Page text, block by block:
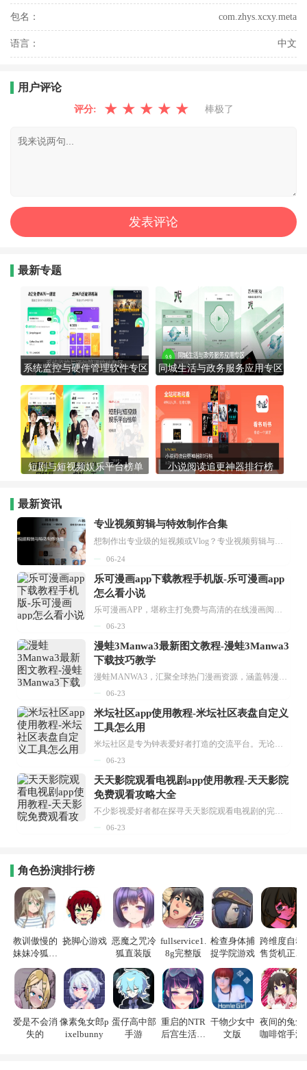
包名： com.zhys.xcxy.meta
语言： 中文
用户评论
评分: ★ ★ ★ ★ ★ 棒极了
最新专题
系统监控与硬件管理软件专区 同城生活与政务服务应用专区
短剧与短视频娱乐平台榜单 小说阅读追更神器排行榜
最新资讯
专业视频剪辑与特效制作合集
想制作出专业级的短视频或Vlog？专业视频剪辑与特效制作大全专题为你提供了从剪辑、抠像到特效包装的全套解决方案。无论是添加炫酷的片头、进行精准的视频抠图，还是制...
06-24
乐可漫画app下载教程手机版-乐可漫画app
怎么看小说
乐可漫画APP，堪称主打免费与高清的在线漫画阅读神器。其官方版提供海量完整版漫画资源，无论是国内漫画，还是日漫、韩漫、台漫、美漫等国外漫画，应有尽有，随时供你阅读。只需轻点一下，便能直接进入阅读界面。不仅如此，乐可漫画最新版本更新速度极快，在这里，你总能抢先看到全网一手漫画章节内容！...
06-23
漫蛙3Manwa3最新图文教程-漫蛙3Manwa3
下载技巧教学
漫蛙MANWA3，汇聚全球热门漫画资源，涵盖韩漫、欧美漫画、国漫等多种类型，题材丰富多样，全方位满足用户阅读喜好。它不仅是阅读平台，更是创作平台，为广大用户打造零门槛创作环境。...
06-23
米坛社区app使用教程-米坛社区表盘自定义
工具怎么用
米坛社区是专为钟表爱好者打造的交流平台。无论你是初涉钟表领域的普通爱好者，还是拥有多年收藏经验的资深玩家，都能在此找到属于自己的天地。 无需注册，就能轻松参与其中。通过专业的讨论论坛与丰富的交互功能，你可与世界各地的钟表爱好者畅快交流。若你钟情于钟表，米坛社区无疑是值得一试的理想之选。在这里，你能获取最新的手表资讯，交流见解，提升鉴赏品味，让每一块手表都成为收藏故事中重要的一部分。感兴趣的朋友，不要错过下载机会。...
06-23
天天影院观看电视剧app使用教程-天天影院
免费观看攻略大全
不少影视爱好者都在探寻天天影院观看电视剧的完整方法，结合最新平台使用规则，本篇新手入门攻略全面讲解观看渠道、检索流程、播放设置以及画面模式调整等实用内容。全文适配手机、电脑等主流设备，步骤简洁易懂，无论是初次使用的新手，还是想要优化观影体验的用户，都能参照内容快速上手，熟练掌握平台各项操作技巧，轻松畅享影视内容。...
06-23
角色扮演排行榜
教训傲慢的
妹妹冷狐游
挠脚心游戏 恶魔之咒冷
狐直装版
fullservice1.
8g完整版
检查身体捕
捉学院游戏
跨维度自动
售货机正式
爱是不会消
失的
像素兔女郎p
ixelbunny
蛋仔高中部
手游
重启的NTR
后宫生活游
干物少女中
文版
夜间的兔兔
咖啡馆手游